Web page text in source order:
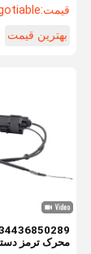
صفحه
قیمت:
بهترین قیمت